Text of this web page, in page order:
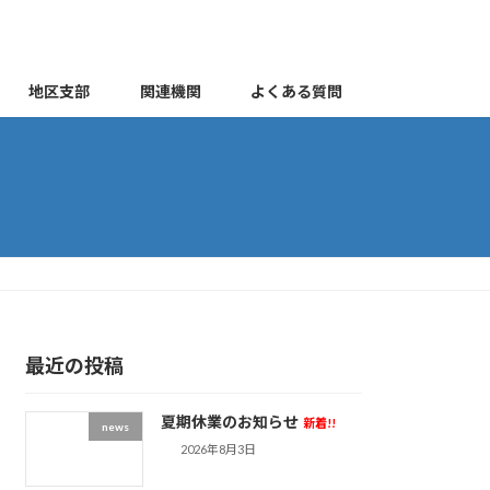
地区支部 関連機関 よくある質問
最近の投稿
news 夏期休業のお知らせ 新着!!
2026年8月3日